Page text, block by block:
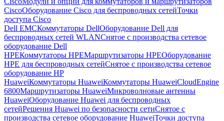
CiscoОборудование Cisco для беспроводных сетейТочки
доступа Cisco
Dell EMCКоммутаторы DellОборудование Dell для
беспроводных сетей WLANСнятое с производства сетевое
оборудование Dell
HPEКоммутаторы HPEМаршрутизаторы HPEОборудование
HPE для беспроводных сетейСнятое с производства сетевое
оборудование HP
HuaweiКоммутаторы HuaweiКоммутаторы HuaweiCloudEngine
6800Маршрутизаторы HuaweiМикроволновые антенны
HuaweiОборудование Huawei для беспроводных
сетейРешения Huawei по безопасности сетиСнятое с
производства сетевое оборудование HuaweiТочки доступа